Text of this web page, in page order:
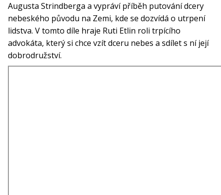
Augusta Strindberga a vypráví příběh putování dcery
nebeského původu na Zemi, kde se dozvídá o utrpení
lidstva. V tomto díle hraje Ruti Etlin roli trpícího
advokáta, který si chce vzít dceru nebes a sdílet s ní její
dobrodružství.